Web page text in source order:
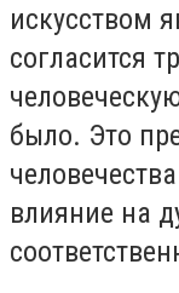
искусством
согласится
было. Это
влияние на